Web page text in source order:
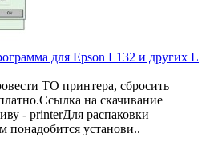
для Epson L132 и других L
ТО принтера, сбросить
на скачивание
- printerДля распаковки
понадобится установи..